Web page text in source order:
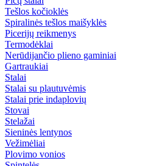
Tešlos kočioklės
Spiralinės tešlos maišyklės
Picerijų reikmenys
Termodėklai
Nerūdijančio plieno gaminiai
Gartraukiai
Stalai
Stalai su plautuvėmis
Stalai prie indaplovių
Stovai
Stelažai
Sieninės lentynos
Vežimėliai
Plovimo vonios